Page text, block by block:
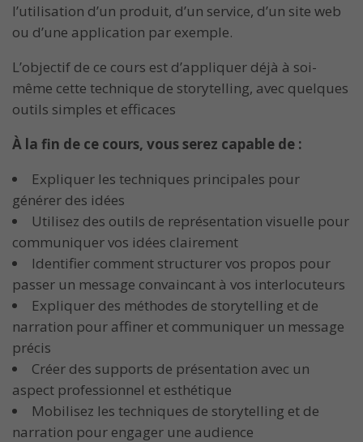
l’utilisation d’un produit, d’un service, d’un site web
ou d’une application par exemple.
L’objectif de ce cours est d’appliquer déjà à soi-
même cette technique de storytelling, avec quelques
outils simples et efficaces
À la fin de ce cours, vous serez capable de :
Expliquer les techniques principales pour
générer des idées
Utilisez des outils de représentation visuelle pour
communiquer vos idées clairement
Identifier comment structurer vos propos pour
passer un message convaincant à vos interlocuteurs
Expliquer des méthodes de storytelling et de
narration pour affiner et communiquer un message
précis
Créer des supports de présentation avec un
aspect professionnel et esthétique
Mobilisez les techniques de storytelling et de
narration pour engager une audience